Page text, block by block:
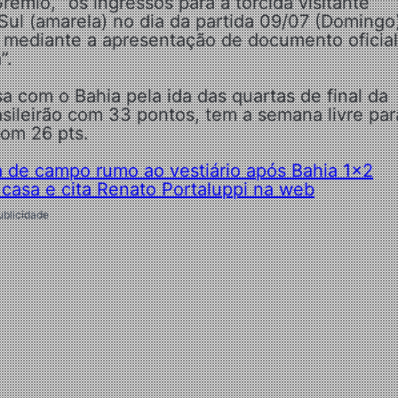
(amarela) no dia da partida 09/07
a apresentação de documento oficial
com o Bahia pela ida das quartas de final da
com 33 pontos, tem a semana livre
26 pts.
campo rumo ao vestiário após Bahia 1×2
e cita Renato Portaluppi na web